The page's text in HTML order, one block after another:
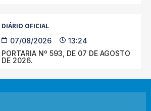
DIÁRIO OFICIAL
07/08/2026
13:24
PORTARIA Nº 593, DE 07 DE AGOSTO
DE 2026.